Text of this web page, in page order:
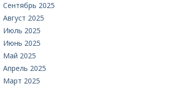
Сентябрь 2025
Август 2025
Июль 2025
Июнь 2025
Май 2025
Апрель 2025
Март 2025